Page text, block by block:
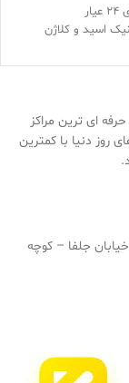
اسید و کلاژن
رسان عمقی پوست
اکسیدانی بوده که
ای ترین مراکز
روز دنیا با کمترین
جلفا – کوچه